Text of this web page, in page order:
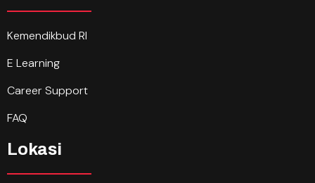
Kemendikbud RI
E Learning
Career Support
FAQ
Lokasi